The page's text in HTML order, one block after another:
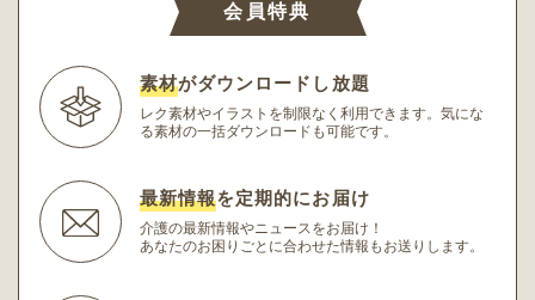
会員特典
素材がダウンロードし放題
レク素材やイラストを制限なく利用できます。 気にな
る素材の一括ダウンロードも可能です。
最新情報を定期的にお届け
介護の最新情報やニュースをお届け！
あなたのお困りごとに合わせた情報もお送りします。